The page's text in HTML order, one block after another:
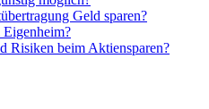
Geld sparen?
Risiken beim Aktiensparen?